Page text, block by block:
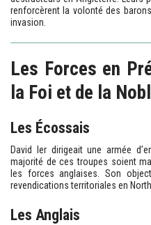
renforcèrent la volonté des
invasion.
Les Forces en
la Foi et de la
Les Écossais
David Ier dirigeait une armée
majorité de ces troupes soient
les forces anglaises. Son
revendications territoriales en
Les Anglais